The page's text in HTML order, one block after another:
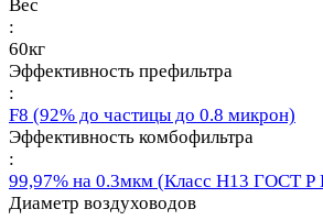
Вес
:
60кг
Эффективность префильтра
:
F8 (92% до частицы до 0.8 микрон)
Эффективность комбофильтра
:
99,97% на 0.3мкм (Класс Н13 ГОСТ Р
Диаметр воздуховодов